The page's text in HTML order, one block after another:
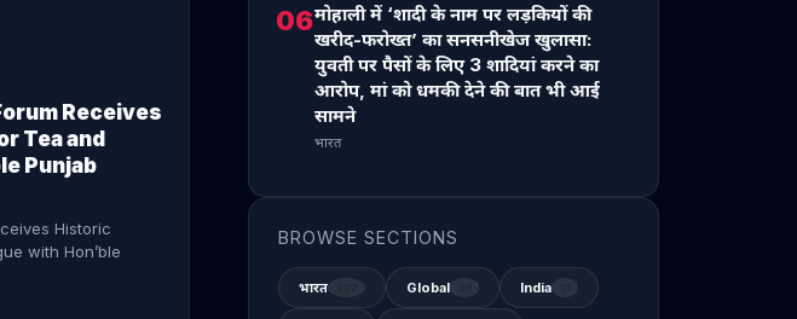
Receives
Tea and
Punjab
Historic
with Hon’ble
06मोहाली में ‘शादी के नाम पर लड़कियों की
खरीद-फरोख्त’ का सनसनीखेज खुलासा:
युवती पर पैसों के लिए 3 शादियां करने का
आरोप, मां को धमकी देने की बात भी आई
सामने
भारत
BROWSE SECTIONS
भारत Global India